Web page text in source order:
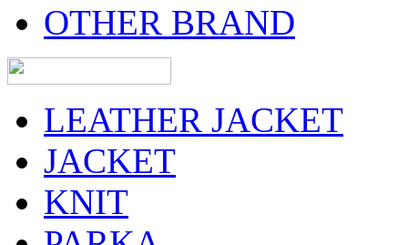
OTHER BRAND
LEATHER JACKET
JACKET
KNIT